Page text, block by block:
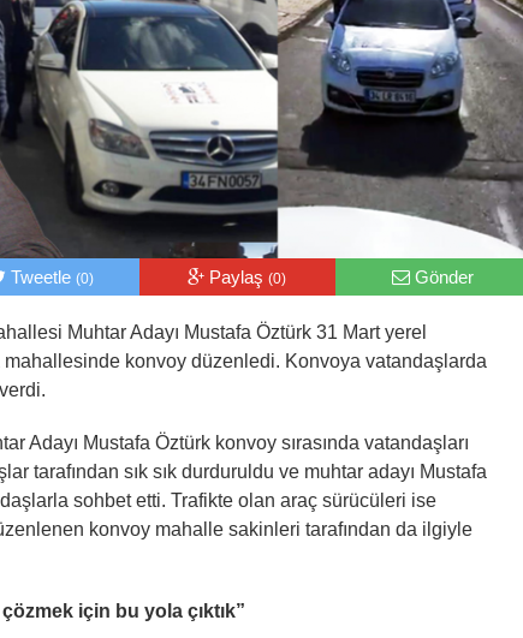
Tweetle(0) Paylaş(0) Gönder
Muhtar Adayı Mustafa Öztürk 31 Mart yerel
konvoy düzenledi. Konvoya vatandaşlarda
Adayı Mustafa Öztürk konvoy sırasında vatandaşları
tarafından sık sık durduruldu ve muhtar adayı Mustafa
sohbet etti. Trafikte olan araç sürücüleri ise
konvoy mahalle sakinleri tarafından da ilgiyle
için bu yola çıktık”